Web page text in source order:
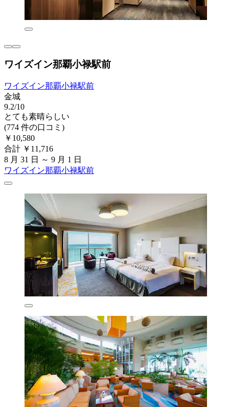
ワイズイン那覇小禄駅前
ワイズイン那覇小禄駅前
金城
9.2/10
とても素晴らしい
(774 件の口コミ)
￥10,580
合計 ￥11,716
8 月 31 日 ～ 9 月 1 日
ワイズイン那覇小禄駅前